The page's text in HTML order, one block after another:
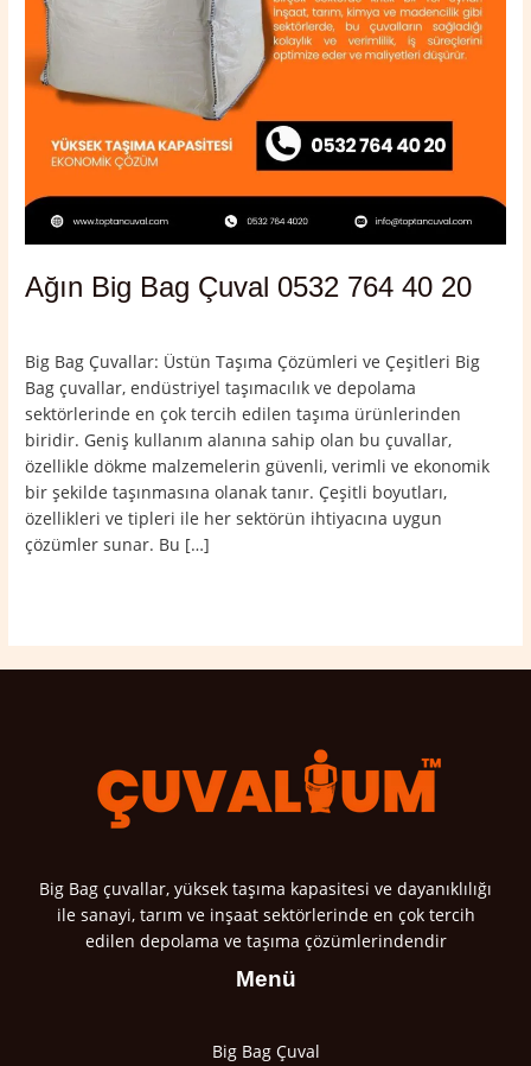
Ağın Big Bag Çuval 0532 764 40 20
Big Bag Çuvallar: Üstün Taşıma Çözümleri ve Çeşitleri Big
Bag çuvallar, endüstriyel taşımacılık ve depolama
sektörlerinde en çok tercih edilen taşıma ürünlerinden
biridir. Geniş kullanım alanına sahip olan bu çuvallar,
özellikle dökme malzemelerin güvenli, verimli ve ekonomik
bir şekilde taşınmasına olanak tanır. Çeşitli boyutları,
özellikleri ve tipleri ile her sektörün ihtiyacına uygun
çözümler sunar. Bu […]
Big Bag çuvallar, yüksek taşıma kapasitesi ve dayanıklılığı
ile sanayi, tarım ve inşaat sektörlerinde en çok tercih
edilen depolama ve taşıma çözümlerindendir
Menü
Big Bag Çuval